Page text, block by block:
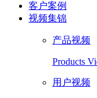
客户案例
视频集锦
产品视频
Products
用户视频